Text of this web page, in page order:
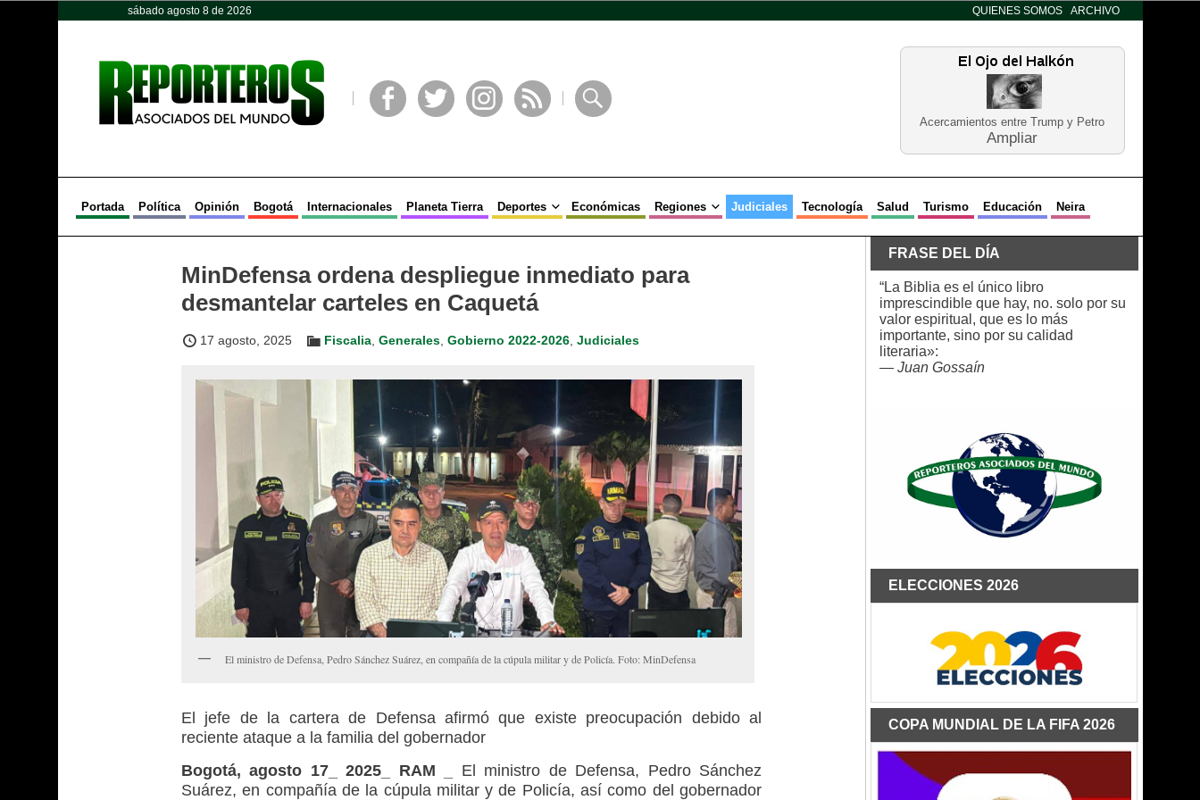
sábado agosto 8 de 2026 QUIENES SOMOS ARCHIVO
Acercamientos entre Trump y Petro
Ampliar
Portada Política Opinión Bogotá Internacionales Planeta Tierra Deportes Económicas Regiones Judiciales Tecnología Salud Turismo Educación Neira
MinDefensa ordena despliegue inmediato para
desmantelar carteles en Caquetá
17 agosto, 2025 Fiscalia Generales Gobierno 2022-2026 Judiciales
El ministro de Defensa, Pedro Sánchez Suárez, en compañía de la cúpula militar y de Policía. Foto: MinDefensa
El jefe de la cartera de Defensa afirmó que existe preocupación debido al
reciente ataque a la familia del gobernador
Bogotá, agosto 17_ 2025_ RAM _
El ministro de Defensa, Pedro Sánchez
Suárez, en compañía de la cúpula militar y de Policía, así como del gobernador
FRASE DEL DÍA
“La Biblia es el único libro
imprescindible que hay, no. solo por su
valor espiritual, que es lo más
importante, sino por su calidad
literaria»:
— Juan Gossaín
ELECCIONES 2026
COPA MUNDIAL DE LA FIFA 2026
Opinión Política